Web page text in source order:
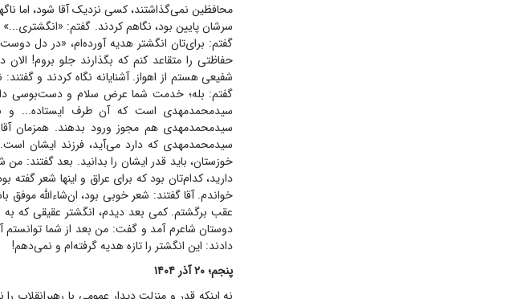
محافظین نمی‌گذاشتند، کسی نزدیک آقا شود، اما
سرشان پایین بود، نگاهم کردند. گفتم:
گفتم: برای‌تان انگشتر هدیه آورده‌ام، «در دل
حفاظتی را متقاعد کنم که بگذارند جلو بروم!
شفیعی هستم از اهواز. آشنایانه نگاه کردند و
گفتم: بله؛ خدمت شما عرض سلام و دست‌بوسی
سیدمحمدمهدی است که آن طرف ایستاده... و
سیدمحمدمهدی هم مجوز ورود بدهند. همزمان
سیدمحمدمهدی که دارد می‌آید، فرزند ایشان
خوزستان، باید قدر ایشان را بدانید. بعد گفتند:
دارید، کدام‌تان بود که برای عراق و اینها شعر
خواندم. آقا گفتند: شعر خوبی بود، ان‌شاءالله موفق
عقب برگشتم. کمی بعد دیدم، انگشتر عقیقی که
دوستان شاعرم آمد و گفت: من بعد از شما توانستم
دادند: این انگشتر را تازه هدیه گرفته‌ام و نمی‌دهم!
پنجم؛ ۲۰ آذر ۱۴۰۴